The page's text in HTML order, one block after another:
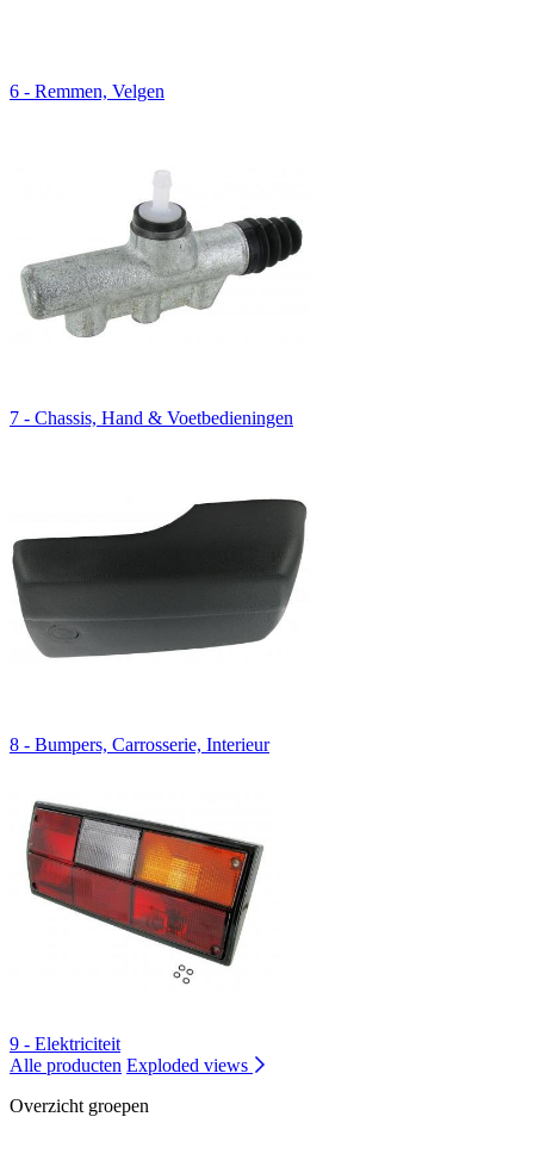
6 - Remmen, Velgen
7 - Chassis, Hand & Voetbedieningen
8 - Bumpers, Carrosserie, Interieur
9 - Elektriciteit
Alle producten Exploded views
Overzicht groepen